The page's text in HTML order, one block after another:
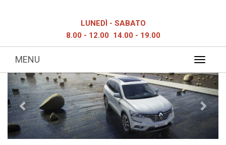
LUNEDÌ - SABATO
8.00 - 12.00 14.00 - 19.00
Toggle
MENU
Previous Next